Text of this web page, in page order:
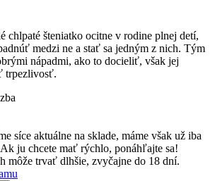
chlpaté šteniatko ocitne v rodine plnej detí,
medzi ne a stať sa jedným z nich. Tým
nápadmi, ako to docieliť, však jej
trpezlivosť.
síce aktuálne na sklade, máme však už iba
ju chcete mať rýchlo, ponáhľajte sa!
môže trvať dlhšie, zvyčajne do 18 dní.